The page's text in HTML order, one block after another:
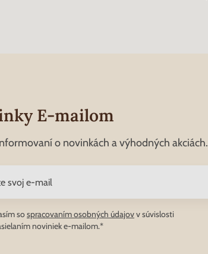
E-mailom
o novinkách a výhodných akciách.
sospracovaním osobných údajovv súvislosti
noviniek e-mailom.*